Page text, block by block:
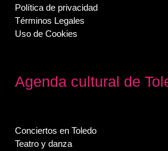
Política de privacidad
Términos Legales
Uso de Cookies
Agenda cultural de
Conciertos en Toledo
Teatro y danza